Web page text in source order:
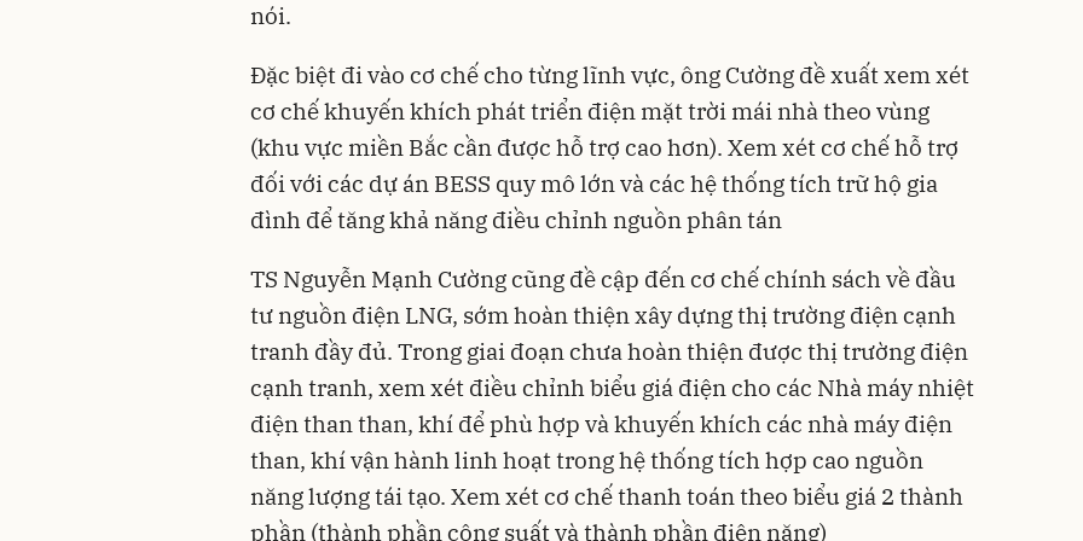
nói.
Đặc biệt đi vào cơ chế cho từng lĩnh vực, ông Cường đề xuất xem xét
cơ chế khuyến khích phát triển điện mặt trời mái nhà theo vùng
(khu vực miền Bắc cần được hỗ trợ cao hơn). Xem xét cơ chế hỗ trợ
đối với các dự án BESS quy mô lớn và các hệ thống tích trữ hộ gia
đình để tăng khả năng điều chỉnh nguồn phân tán
TS Nguyễn Mạnh Cường cũng đề cập đến cơ chế chính sách về đầu
tư nguồn điện LNG, sớm hoàn thiện xây dựng thị trường điện cạnh
tranh đầy đủ. Trong giai đoạn chưa hoàn thiện được thị trường điện
cạnh tranh, xem xét điều chỉnh biểu giá điện cho các Nhà máy nhiệt
điện than than, khí để phù hợp và khuyến khích các nhà máy điện
than, khí vận hành linh hoạt trong hệ thống tích hợp cao nguồn
năng lượng tái tạo. Xem xét cơ chế thanh toán theo biểu giá 2 thành
phần (thành phần công suất và thành phần điện năng)